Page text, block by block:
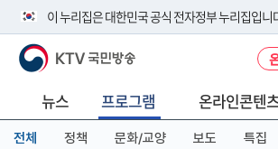
이 누리집은 대한민국 공식 전자정부 누리집입니
공식 누리집 주소 확인하기
니다.
이밖에 or.kr 또는 .kr등 다른 도메인 주소를 사용
서 도메인 주소를 확인해 보세요
KTV 국민방송
뉴스 프로그램 온라인콘텐
전체 정책 문화/교양 보도 특집